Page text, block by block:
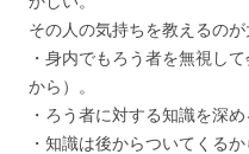
その人の気持ちを教えるのが
・身内でもろう者を無視し
から）。
・ろう者に対する知識を深め
・知識は後からついてくる